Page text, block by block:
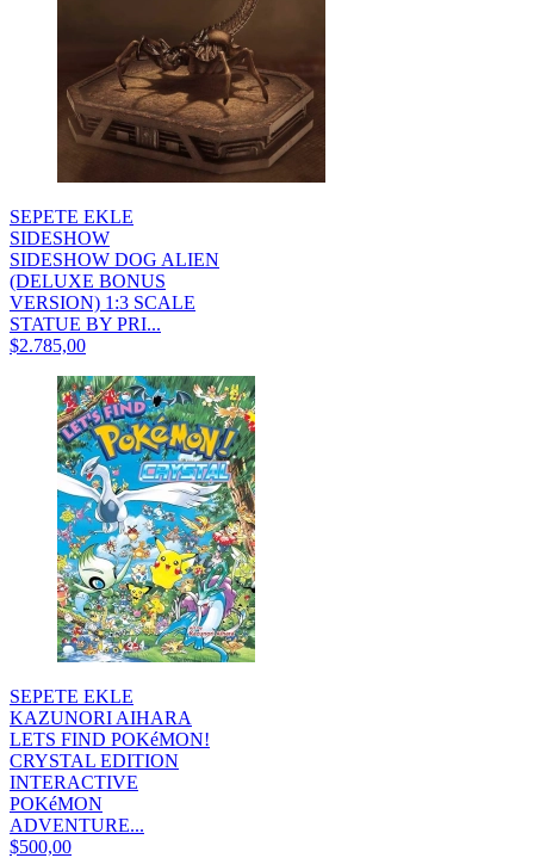
SEPETE EKLE
SIDESHOW
SIDESHOW DOG ALIEN
(DELUXE BONUS
VERSION) 1:3 SCALE
STATUE BY PRI...
$2.785,00
SEPETE EKLE
KAZUNORI AIHARA
LETS FIND POKéMON!
CRYSTAL EDITION
INTERACTIVE
POKéMON
ADVENTURE...
$500,00